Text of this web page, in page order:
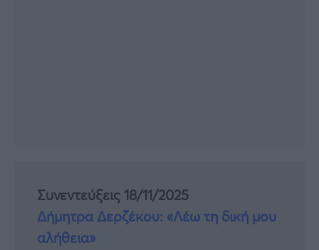
Συνεντεύξεις 18/11/2025
Δήμητρα Δερζέκου: «Λέω τη δική μου
αλήθεια»